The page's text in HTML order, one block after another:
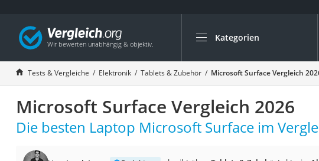
Kategorien
Die beliebtesten Vergleiche
Elektronik
Powerstation
Monitor 32 Zoll 4K
Fernseher
Tests & Vergleiche Elektronik Tablets & Zubehör Microsoft Surface Vergleich
Microsoft Surface Vergleich 2026
Die besten Laptop Microsoft Surface im